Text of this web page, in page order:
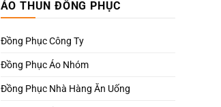
ÁO THUN ĐỒNG PHỤC
Đồng Phục Công Ty
Đồng Phục Áo Nhóm
Đồng Phục Nhà Hàng Ăn Uống